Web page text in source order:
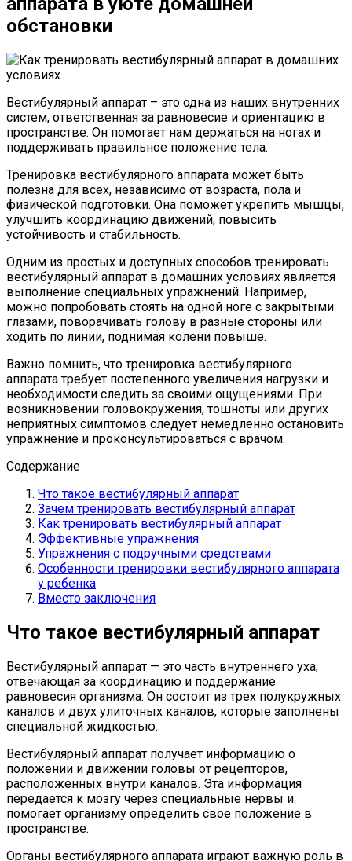
обстановки
Вестибулярный аппарат – это одна из наших внутренних
систем, ответственная за равновесие и ориентацию в
пространстве. Он помогает нам держаться на ногах и
поддерживать правильное положение тела.
Тренировка вестибулярного аппарата может быть
полезна для всех, независимо от возраста, пола и
физической подготовки. Она поможет укрепить мышцы,
улучшить координацию движений, повысить
устойчивость и стабильность.
Одним из простых и доступных способов тренировать
вестибулярный аппарат в домашних условиях является
выполнение специальных упражнений. Например,
можно попробовать стоять на одной ноге с закрытыми
глазами, поворачивать голову в разные стороны или
ходить по линии, поднимая колени повыше.
Важно помнить, что тренировка вестибулярного
аппарата требует постепенного увеличения нагрузки и
необходимости следить за своими ощущениями. При
возникновении головокружения, тошноты или других
неприятных симптомов следует немедленно остановить
упражнение и проконсультироваться с врачом.
Содержание
Что такое вестибулярный аппарат
Зачем тренировать вестибулярный аппарат
Как тренировать вестибулярный аппарат
Эффективные упражнения
Упражнения с подручными средствами
Особенности тренировки вестибулярного аппарата
у ребенка
Вместо заключения
Что такое вестибулярный аппарат
Вестибулярный аппарат — это часть внутреннего уха,
отвечающая за координацию и поддержание
равновесия организма. Он состоит из трех полукружных
каналов и двух улиточных каналов, которые заполнены
специальной жидкостью.
Вестибулярный аппарат получает информацию о
положении и движении головы от рецепторов,
расположенных внутри каналов. Эта информация
передается к мозгу через специальные нервы и
помогает организму определить свое положение в
пространстве.
Органы вестибулярного аппарата играют важную роль в